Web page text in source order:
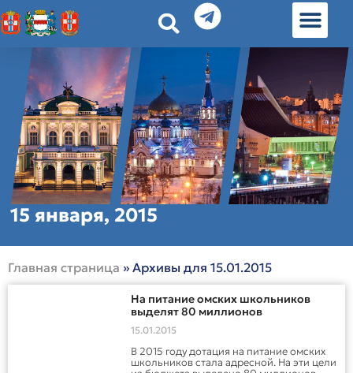
15 января, 2015
Главная страница » Архивы для 15.01.2015
На питание омских школьников
выделят 80 миллионов
15.01.2015
В 2015 году дотация на питание омских
школьников стала адресной. На эти цели